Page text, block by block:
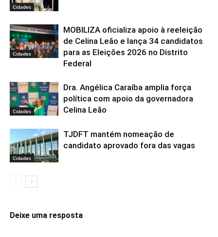
Cidades
Cidades
MOBILIZA oficializa apoio à reeleição
de Celina Leão e lança 34 candidatos
para as Eleições 2026 no Distrito
Federal
Cidades
Dra. Angélica Caraíba amplia força
política com apoio da governadora
Celina Leão
Cidades
TJDFT mantém nomeação de
candidato aprovado fora das vagas
Deixe uma resposta